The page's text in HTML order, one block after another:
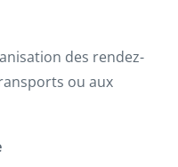
des rendez-
ou aux